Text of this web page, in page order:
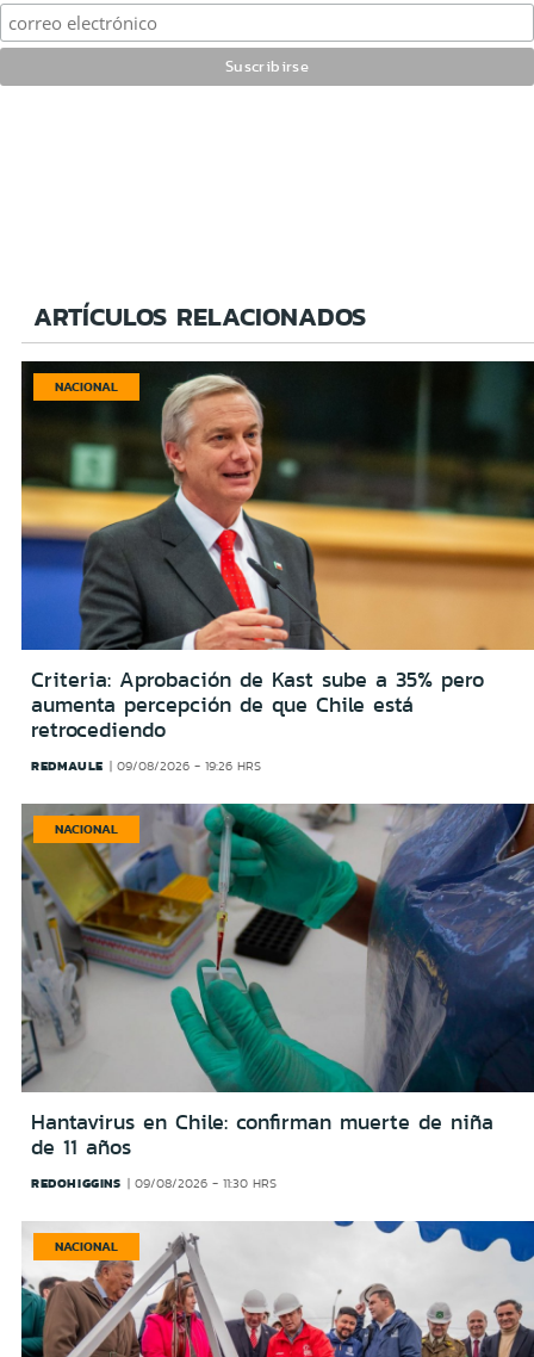
ARTÍCULOS RELACIONADOS
NACIONAL
Criteria: Aprobación de Kast sube a 35% pero
aumenta percepción de que Chile está
retrocediendo
REDMAULE 09/08/2026 - 19:26 HRS
NACIONAL
Hantavirus en Chile: confirman muerte de niña
de 11 años
REDOHIGGINS 09/08/2026 - 11:30 HRS
NACIONAL